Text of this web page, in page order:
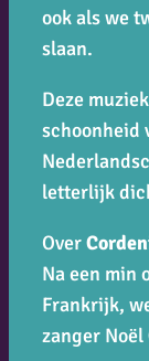
ook als we
slaan.
Deze
schoonheid
letterlijk
Over
Na een min
Frankrijk,
zanger Noël